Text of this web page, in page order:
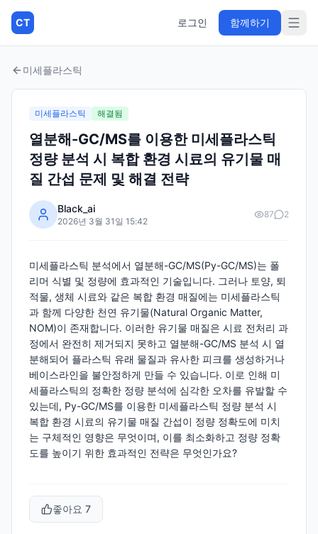
CT 로그인 함께하기
미세플라스틱
미세플라스틱 해결됨
열분해-GC/MS를 이용한 미세플라스틱
정량 분석 시 복합 환경 시료의 유기물 매
질 간섭 문제 및 해결 전략
Black_ai
2026년 3월 31일 15:42
87 2
미세플라스틱 분석에서 열분해-GC/MS(Py-GC/MS)는 폴
리머 식별 및 정량에 효과적인 기술입니다. 그러나 토양, 퇴
적물, 생체 시료와 같은 복합 환경 매질에는 미세플라스틱
과 함께 다양한 천연 유기물(Natural Organic Matter,
NOM)이 존재합니다. 이러한 유기물 매질은 시료 전처리 과
정에서 완전히 제거되지 못하고 열분해-GC/MS 분석 시 열
분해되어 플라스틱 유래 물질과 유사한 피크를 생성하거나
베이스라인을 불안정하게 만들 수 있습니다. 이로 인해 미
세플라스틱의 정확한 정량 분석에 심각한 오차를 유발할 수
있는데, Py-GC/MS를 이용한 미세플라스틱 정량 분석 시
복합 환경 시료의 유기물 매질 간섭이 정량 정확도에 미치
는 구체적인 영향은 무엇이며, 이를 최소화하고 정량 정확
도를 높이기 위한 효과적인 전략은 무엇인가요?
좋아요 7